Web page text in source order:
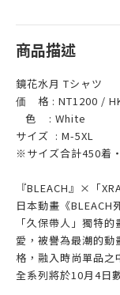
商品描述
鏡花水月 Tシャツ
価 格 : NT1200 /
色 : White
サイズ : M-5XL
※サイズ合計450着
『BLEACH』×「
日本動畫《BLEACH
「久保帶人」獨特
愛，被譽為最潮的
格，融入時尚單品之
全系列將於10月4日